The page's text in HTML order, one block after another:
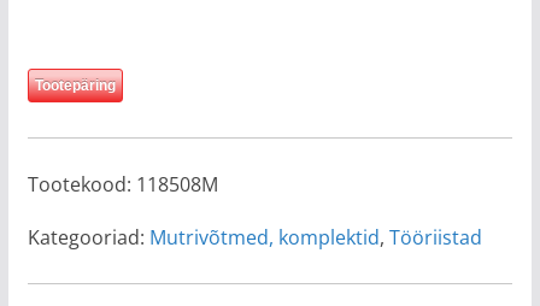
Tootepäring
Tootekood: 118508M
Kategooriad: Mutrivõtmed, komplektid, Tööriistad